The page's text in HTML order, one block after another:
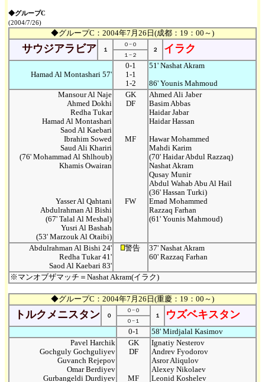
◆グループC
(2004/7/26)
◆グループC：2004年7月26日(成都：19：00～)
サウジアラビア １
０−０
２
イラク
１−２
Hamad Al Montashari 57'
0-1
1-1
1-2
51' Nashat Akram
86' Younis Mahmoud
Mansour Al Naje
Ahmed Dokhi
Redha Tukar
Hamad Al Montashari
Saod Al Kaebari
Ibrahim Sowed
Saud Ali Khariri
(76' Mohammad Al Shlhoub)
Khamis Owairan
Yasser Al Qahtani
Abdulrahman Al Bishi
(67' Talal Al Meshal)
Yusri Al Bashah
(53' Marzouk Al Otaibi)
GK
DF
MF
FW
Ahmed Ali Jaber
Basim Abbas
Haidar Jabar
Haidar Hassan
Hawar Mohammed
Mahdi Karim
(70' Haidar Abdul Razzaq)
Nashat Akram
Qusay Munir
Abdul Wahab Abu Al Hail
(36' Hassan Turki)
Emad Mohammed
Razzaq Farhan
(61' Younis Mahmoud)
Abdulrahman Al Bishi 24'
Redha Tukar 41'
Saod Al Kaebari 83'
警告
37' Nashat Akram
60' Razzaq Farhan
※マンオブザマッチ＝Nashat Akram(イラク)
◆グループC：2004年7月26日(重慶：19：00～)
トルクメニスタン ０
０−０
１
ウズベキスタン
０−１
0-1
58' Mirdjalal Kasimov
Pavel Harchik
Gochguly Gochguliyev
Guvanch Rejepov
Omar Berdiyev
Gurbangeldi Durdiyev
GK
DF
MF
Ignatiy Nesterov
Andrev Fyodorov
Asror Aliqulov
Alexey Nikolaev
Leonid Koshelev